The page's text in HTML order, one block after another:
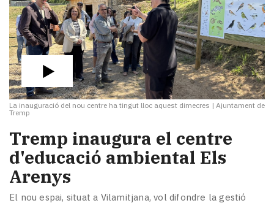
La inauguració del nou centre ha tingut lloc aquest dimecres | Ajuntament de
Tremp
​Tremp inaugura el centre
d'educació ambiental Els
Arenys
El nou espai, situat a Vilamitjana, vol difondre la gestió